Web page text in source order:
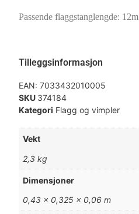
Passende flaggstanglengde: 12m
Tilleggsinformasjon
EAN:7033432010005
SKU 374184
Kategori Flagg og vimpler
Vekt
2,3 kg
Dimensjoner
0,43 × 0,325 × 0,06 m